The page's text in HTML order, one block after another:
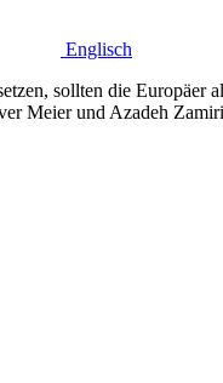
Englisch
sollten die
Meier und Azadeh